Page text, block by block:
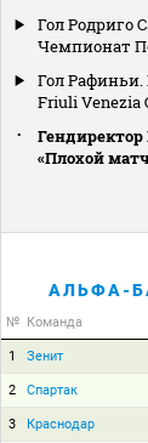
Гол Родриго
Чемпионат
Гол Рафиньи.
Friuli Venezia
Гендиректор
«Плохой
АЛЬФА-
№ Команда
1 Зенит
2 Спартак
3 Краснодар